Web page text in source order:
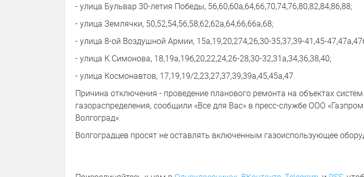
- улица Бульвар 30-летия Победы, 56,60,60а,64,66,70,74,76,80,82,84,86,88;
- улица Землячки, 50,52,54,56,58,62,62а,64,66,66а,68;
- улица 8-ой Воздушной Армии, 15а,19,20,274,26,30-35,37,39-41,45-
- улица К.Симонова, 18,19а,19б,20,22,24,26-28,30-32,31а,34,36,38,40;
- улица Космонавтов, 17,19,19/2,23,27,37,39,39а,45,45а,47.
Причина отключения - проведение планового ремонта на объектах
газораспределения, сообщили «Все для Вас» в пресс-службе ООО
Волгоград».
Волгоградцев просят не оставлять включенным газоиспользующее